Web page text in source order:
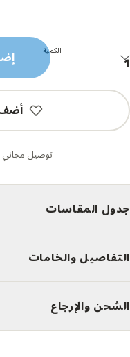
الكمية
أضف
توصيل مجاني
جدول المقاسات
التفاصيل والخامات
الشحن والإرجاع